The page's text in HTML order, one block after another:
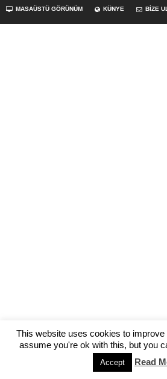
MASAÜSTÜ GÖRÜNÜM KÜNYE BİZE
This website uses cookies to improve
assume you're ok with this, but you
Accept Read